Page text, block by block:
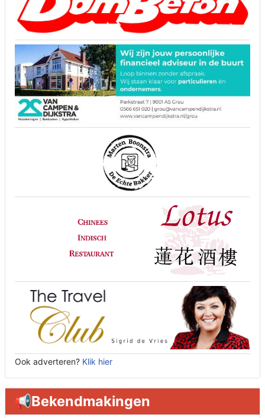
Ook adverteren? Klik hier
📢Bekendmakingen